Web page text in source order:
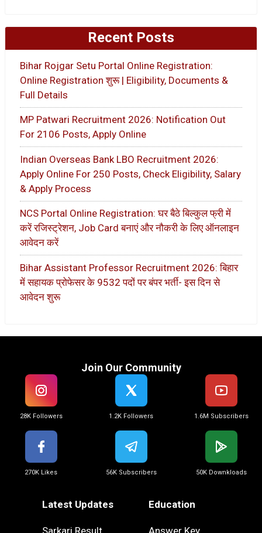
Recent Posts
Bihar Rojgar Setu Portal Online Registration:
Online Registration शुरू | Eligibility, Documents &
Full Details
MP Patwari Recruitment 2026: Notification Out
For 2106 Posts, Apply Online
Indian Overseas Bank LBO Recruitment 2026:
Apply Online For 250 Posts, Check Eligibility, Salary
& Apply Process
NCS Portal Online Registration: घर बैठे बिल्कुल फ्री में
करें रजिस्ट्रेशन, Job Card बनाएं और नौकरी के लिए ऑनलाइन
आवेदन करें
Bihar Assistant Professor Recruitment 2026: बिहार
में सहायक प्रोफेसर के 9532 पदों पर बंपर भर्ती- इस दिन से
आवेदन शुरू
Join Our Community
28K Followers 1.2K Followers 1.6M Subscribers
270K Likes 56K Subscribers 50K Downkloads
Latest Updates
Sarkari Result
Education
Answer Key